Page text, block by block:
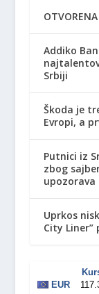
Addiko
Srbiji
Škoda je
Evropi, a
Putnici iz
zbog
upozorava
Uprkos
City Liner”